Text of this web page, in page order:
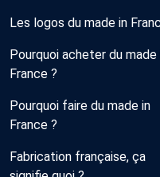
Les logos du made in
Pourquoi acheter du made
France ?
Pourquoi faire du made in
France ?
Fabrication française, ça